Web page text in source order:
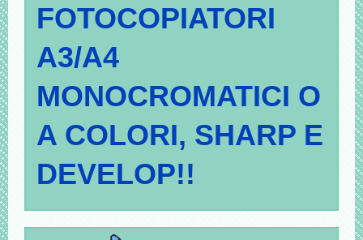
FOTOCOPIATORI
A3/A4
MONOCROMATICI O
A COLORI, SHARP E
DEVELOP!!